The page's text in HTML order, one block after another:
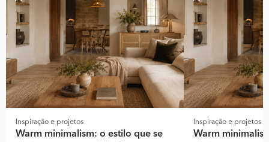
Inspiração e projetos
Warm minimalism: o estilo que se
Inspiração e projetos
Warm